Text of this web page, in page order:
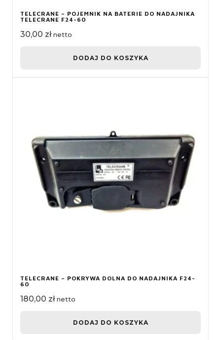
TELECRANE – POJEMNIK NA BATERIE DO NADAJNIKA
TELECRANE F24-60
30,00 zł netto
DODAJ DO KOSZYKA
TELECRANE – POKRYWA DOLNA DO NADAJNIKA F24-
60
180,00 zł netto
DODAJ DO KOSZYKA